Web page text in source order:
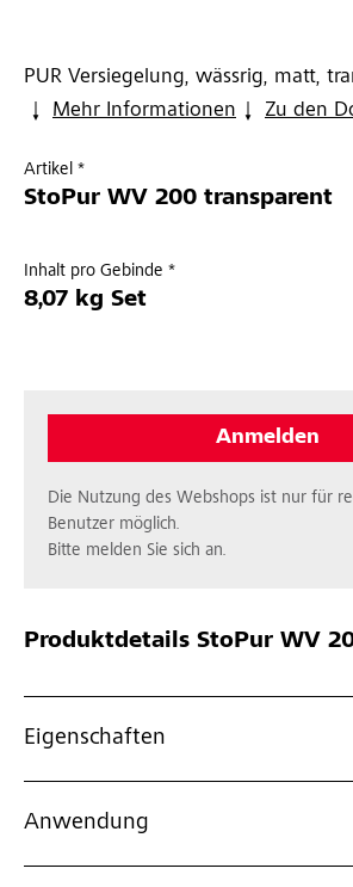
PUR Versiegelung, wässrig, matt,
Mehr Informationen
Zu den
Artikel *
StoPur WV 200 transparent
Inhalt pro Gebinde *
8,07 kg Set
Anmelden
Die Nutzung des Webshops ist nur für
Benutzer möglich.
Bitte melden Sie sich an.
Produktdetails StoPur WV
Eigenschaften
Anwendung